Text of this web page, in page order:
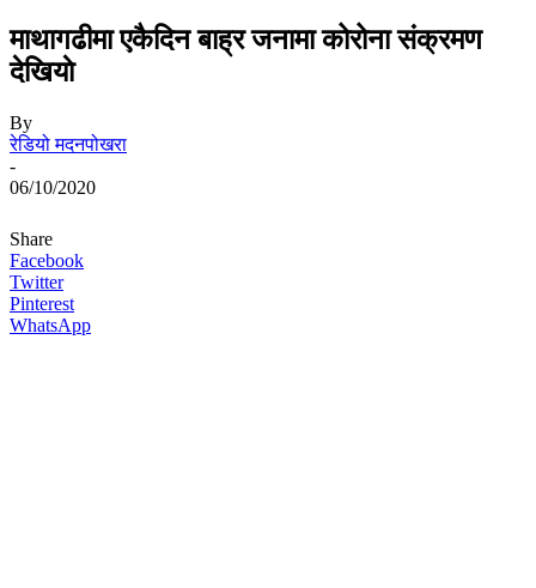
माथागढीमा एकैदिन बाह्र जनामा कोरोना संक्रमण
देखियाे
By
रेडियो मदनपोखरा
-
06/10/2020
Share
Facebook
Twitter
Pinterest
WhatsApp